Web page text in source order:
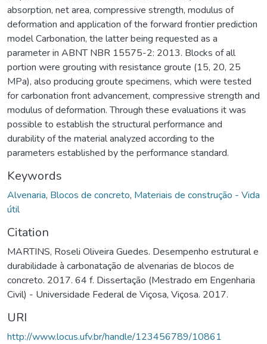
absorption, net area, compressive strength, modulus of
deformation and application of the forward frontier prediction
model Carbonation, the latter being requested as a
parameter in ABNT NBR 15575-2: 2013. Blocks of all
portion were grouting with resistance groute (15, 20, 25
MPa), also producing groute specimens, which were tested
for carbonation front advancement, compressive strength and
modulus of deformation. Through these evaluations it was
possible to establish the structural performance and
durability of the material analyzed according to the
parameters established by the performance standard.
Keywords
Alvenaria, Blocos de concreto, Materiais de construção - Vida
útil
Citation
MARTINS, Roseli Oliveira Guedes. Desempenho estrutural e
durabilidade à carbonatação de alvenarias de blocos de
concreto. 2017. 64 f. Dissertação (Mestrado em Engenharia
Civil) - Universidade Federal de Viçosa, Viçosa. 2017.
URI
http://www.locus.ufv.br/handle/123456789/10861